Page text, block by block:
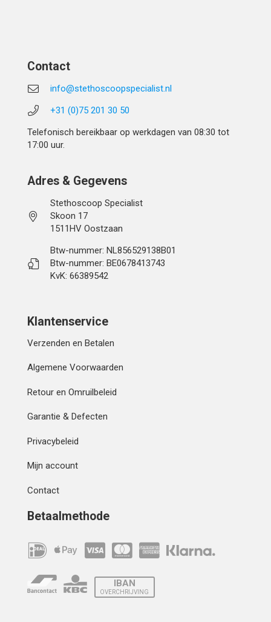
Contact
info@stethoscoopspecialist.nl
+31 (0)75 201 30 50
Telefonisch bereikbaar op werkdagen van 08:30 tot
17:00 uur.
Adres & Gegevens
Stethoscoop Specialist
Skoon 17
1511HV Oostzaan
Btw-nummer: NL856529138B01
Btw-nummer: BE0678413743
KvK: 66389542
Klantenservice
Verzenden en Betalen
Algemene Voorwaarden
Retour en Omruilbeleid
Garantie & Defecten
Privacybeleid
Mijn account
Contact
Betaalmethode
IBAN
OVERCHRIJVING